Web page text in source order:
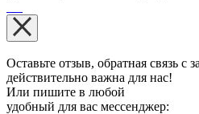
Оставьте отзыв, обратная связь с
действительно важна для нас!
Или пишите в любой
удобный для вас мессенджер: